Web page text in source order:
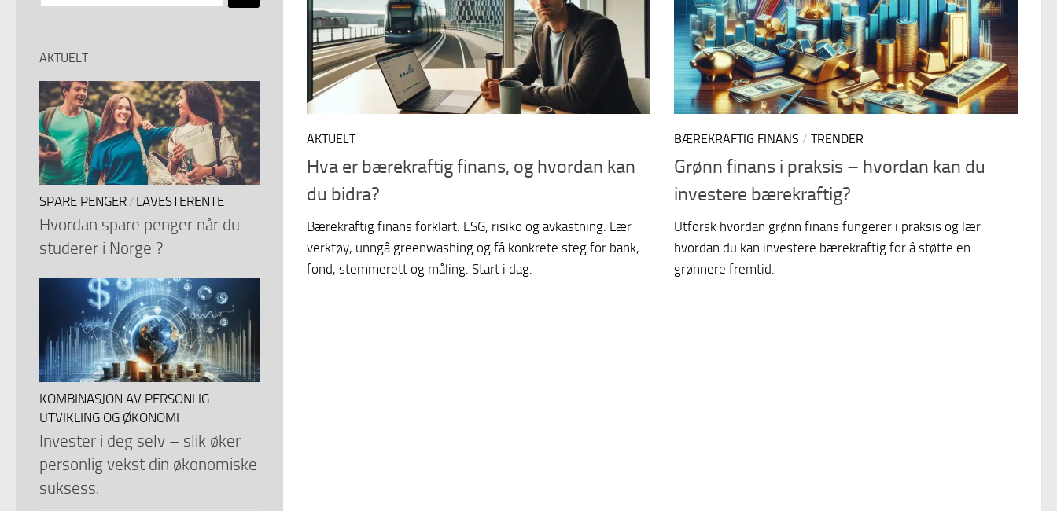
AKTUELT
Hva er bærekraftig finans, og hvordan kan
du bidra?
Bærekraftig finans forklart: ESG, risiko og avkastning. Lær
verktøy, unngå greenwashing og få konkrete steg for bank,
fond, stemmerett og måling. Start i dag.
BÆREKRAFTIG FINANS / TRENDER
Grønn finans i praksis – hvordan kan du
investere bærekraftig?
Utforsk hvordan grønn finans fungerer i praksis og lær
hvordan du kan investere bærekraftig for å støtte en
grønnere fremtid.
etter:
AKTUELT
SPARE PENGER / LAVESTERENTE
Hvordan spare penger når du
studerer i Norge ?
KOMBINASJON AV PERSONLIG
UTVIKLING OG ØKONOMI
Invester i deg selv – slik øker
personlig vekst din økonomiske
suksess.